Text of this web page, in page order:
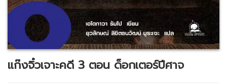
แก๊งจิ๋วเจาะคดี 3 ตอน ด็อกเตอร์ปีศาจ